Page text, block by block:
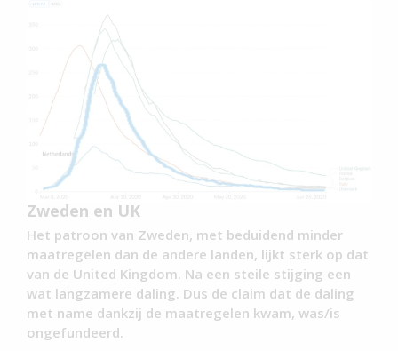
Zweden en UK
Het patroon van Zweden, met beduidend minder
maatregelen dan de andere landen, lijkt sterk op dat
van de United Kingdom. Na een steile stijging een
wat langzamere daling. Dus de claim dat de daling
met name dankzij de maatregelen kwam, was/is
ongefundeerd.